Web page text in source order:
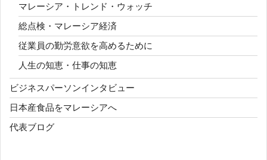
マレーシア・トレンド・ウォッチ
総点検・マレーシア経済
従業員の勤労意欲を高めるために
人生の知恵・仕事の知恵
ビジネスパーソンインタビュー
日本産食品をマレーシアへ
代表ブログ